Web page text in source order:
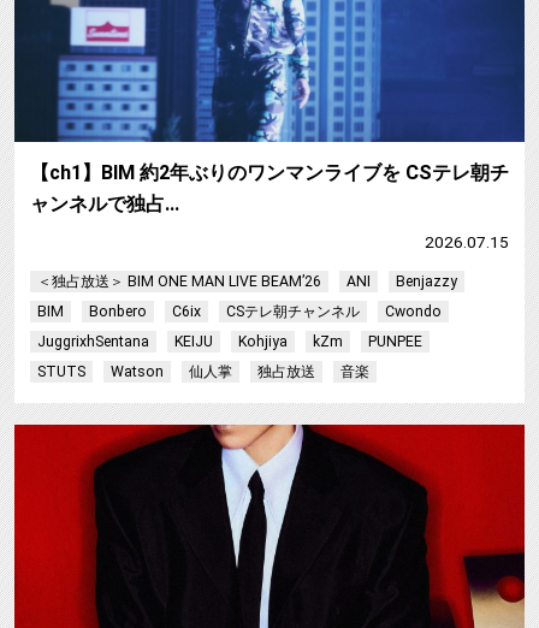
【ch1】BIM 約2年ぶりのワンマンライブを CSテレ朝チ
ャンネルで独占…
2026.07.15
＜独占放送＞ BIM ONE MAN LIVE BEAM’26 ANI
Benjazzy
BIM
Bonbero C6ix CSテレ朝チャンネル
Cwondo
JuggrixhSentana
KEIJU Kohjiya kZm
PUNPEE
STUTS
Watson 仙人掌 独占放送 音楽